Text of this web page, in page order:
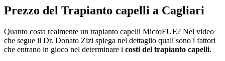
Prezzo del Trapianto capelli a Cagliari
Quanto costa realmente un trapianto capelli MicroFUE? Nel video
che segue il Dr. Donato Zizi spiega nel dettaglio quali sono i fattori
che entrano in gioco nel determinare i costi del trapianto capelli.